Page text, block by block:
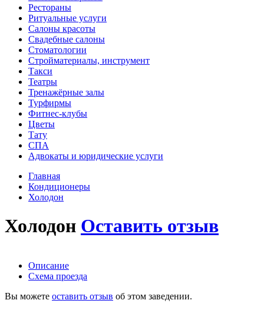
Рестораны
Ритуальные услуги
Салоны красоты
Свадебные салоны
Стоматологии
Стройматериалы, инструмент
Такси
Театры
Тренажёрные залы
Турфирмы
Фитнес-клубы
Цветы
Тату
СПА
Адвокаты и юридические услуги
Главная
Кондиционеры
Холодон
Холодон Оставить отзыв
Описание
Схема проезда
Вы можете оставить отзыв об этом заведении.